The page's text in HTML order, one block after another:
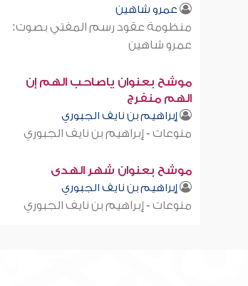
عمرو شاهين
منظومة عقود رسم المفتي بصوت:
عمرو شاهين
موشح بعنوان ياصاحب الهم إن
الهم منفرج
إبراهيم بن نايف الجبوري
منوعات - إبراهيم بن نايف الجبوري
موشح بعنوان شهر الهدى
إبراهيم بن نايف الجبوري
منوعات - إبراهيم بن نايف الجبوري